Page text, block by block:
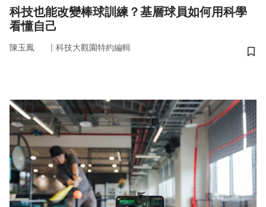
科技也能改變棒球訓練？基層球員如何用科學
看懂自己
陳玉鳳 ｜ 科技大觀園特約編輯
儲